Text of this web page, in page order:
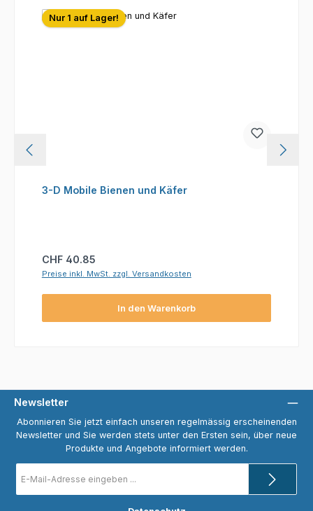
Nur 1 auf Lager!
3-D Mobile Bienen und Käfer
Regulärer Preis:
CHF 40.85
Preise inkl. MwSt. zzgl. Versandkosten
In den Warenkorb
Newsletter
Abonnieren Sie jetzt einfach unseren regelmässig erscheinenden
Newsletter und Sie werden stets unter den Ersten sein, über neue
Produkte und Angebote informiert werden.
Mail-